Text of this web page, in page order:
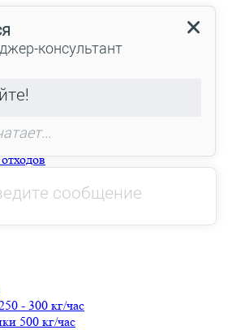
- 300 кг/час
500 кг/час